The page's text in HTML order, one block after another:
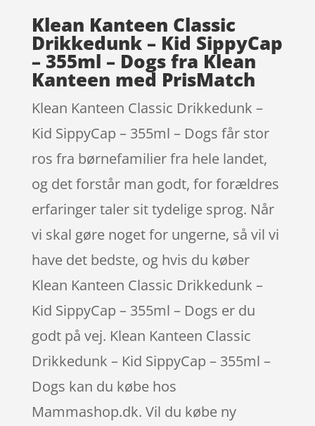
Klean Kanteen Classic
Drikkedunk – Kid SippyCap
– 355ml – Dogs fra Klean
Kanteen med PrisMatch
Klean Kanteen Classic Drikkedunk –
Kid SippyCap – 355ml – Dogs får stor
ros fra børnefamilier fra hele landet,
og det forstår man godt, for forældres
erfaringer taler sit tydelige sprog. Når
vi skal gøre noget for ungerne, så vil vi
have det bedste, og hvis du køber
Klean Kanteen Classic Drikkedunk –
Kid SippyCap – 355ml – Dogs er du
godt på vej. Klean Kanteen Classic
Drikkedunk – Kid SippyCap – 355ml –
Dogs kan du købe hos
Mammashop.dk. Vil du købe ny